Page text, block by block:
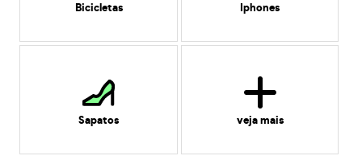
Bicicletas Iphones
Sapatos veja mais